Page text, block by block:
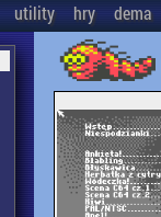
utility hry dema